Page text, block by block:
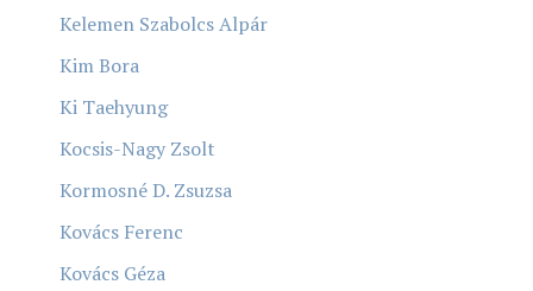
Kelemen Szabolcs Alpár
Kim Bora
Ki Taehyung
Kocsis-Nagy Zsolt
Kormosné D. Zsuzsa
Kovács Ferenc
Kovács Géza